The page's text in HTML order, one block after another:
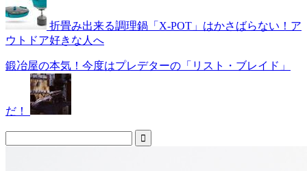
折畳み出来る調理鍋「X-POT」はかさばらない！ア
ウトドア好きな人へ
鍛冶屋の本気！今度はプレデターの「リスト・ブレイド」
だ！